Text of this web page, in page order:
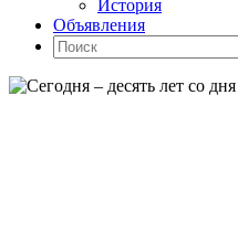
История
Объявления
Поиск
Искать: